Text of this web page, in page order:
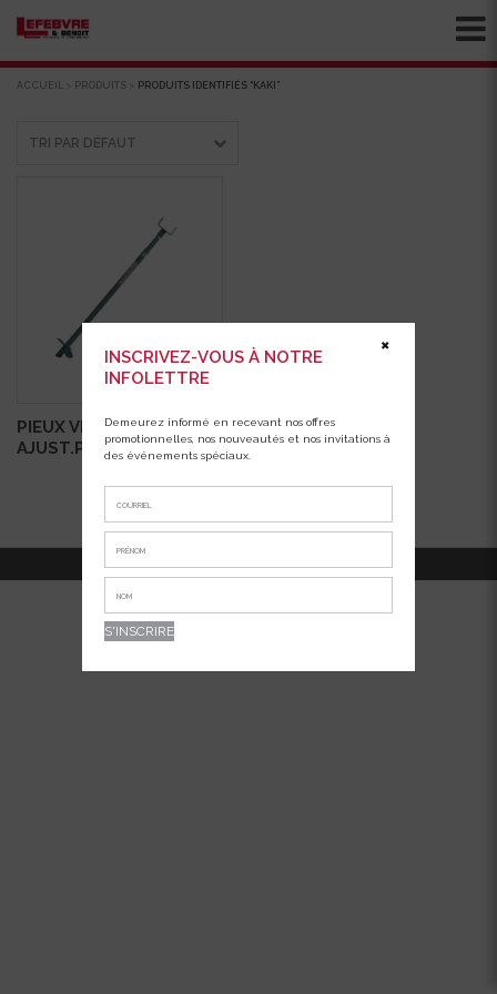
ACCUEIL > PRODUITS > PRODUITS IDENTIFIÉS “KAKI”
PIEUX VISSER
AJUST.PYLEX 10555
INSCRIVEZ-VOUS À NOTRE
INFOLETTRE
Demeurez informé en recevant nos offres
promotionnelles, nos nouveautés et nos invitations à
des événements spéciaux.
✖
APPELEZ-NOUS AU514-381-7456